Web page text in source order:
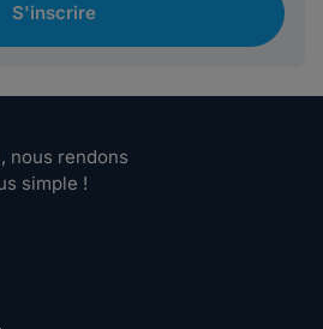
S'inscrire
nous rendons
simple !